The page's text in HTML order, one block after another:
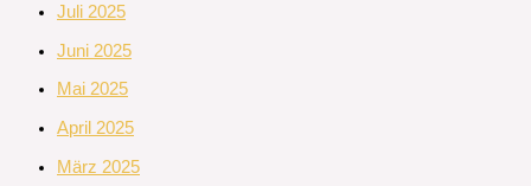
Juli 2025
Juni 2025
Mai 2025
April 2025
März 2025